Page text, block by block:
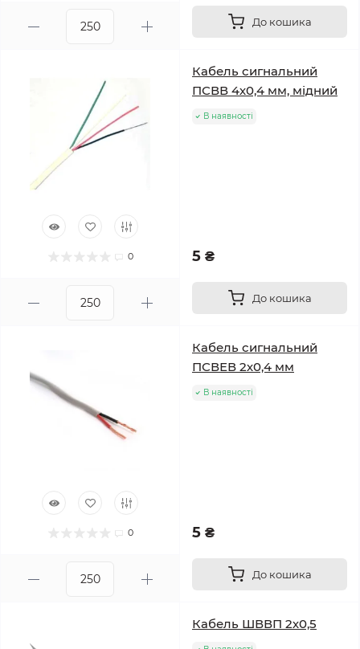
До кошика
0
Кабель сигнальний
ПСВВ 4х0,4 мм, мідний
В наявності
5 ₴
До кошика
0
Кабель сигнальний
ПСВЕВ 2х0,4 мм
В наявності
5 ₴
До кошика
Кабель ШВВП 2х0,5